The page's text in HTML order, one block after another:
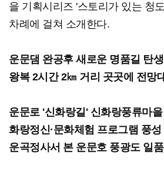
을 기획시리즈 '스토리가 있는 청
차례에 걸쳐 소개한다.
운문댐 완공후 새로운 명품길 탄생
왕복 2시간 2㎞ 거리 곳곳에 전망
운문로 '신화랑길' 신화랑풍류마을
화랑정신·문화체험 프로그램 풍성
운곡정사서 본 운문호 풍광도 일품